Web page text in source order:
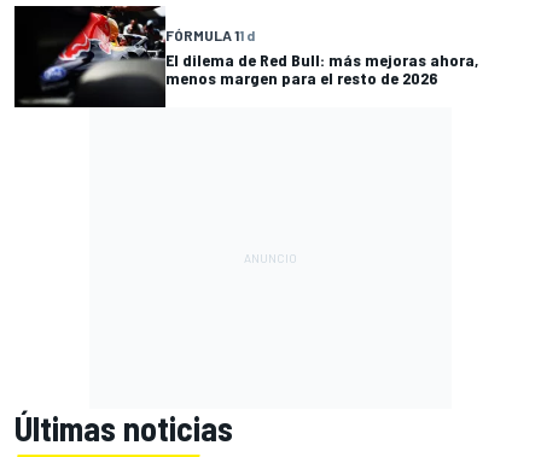
FÓRMULA 11 d
El dilema de Red Bull: más mejoras ahora,
menos margen para el resto de 2026
Últimas noticias